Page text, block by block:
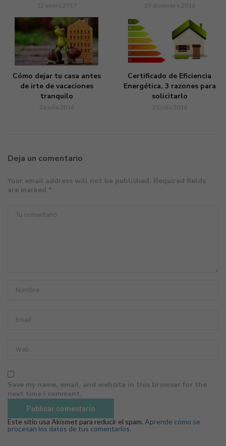
12 enero 2017 29 diciembre 2016
Cómo dejar tu casa antes
de irte de vacaciones
tranquilo
26 julio 2016
Certificado de Eficiencia
Energética, 3 razones para
solicitarlo
21 julio 2016
Deja un comentario
Your email address will not be published. Required fields
are marked *
Save my name, email, and website in this browser for the
next time I comment.
Este sitio usa Akismet para reducir el spam. Aprende cómo se
procesan los datos de tus comentarios.